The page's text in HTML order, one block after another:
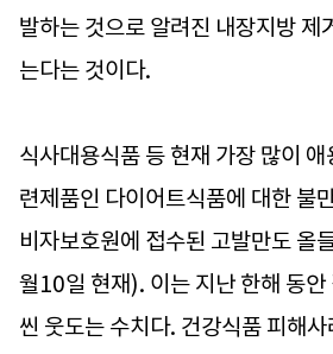
발하는 것으로 알려진 내장지방 제
는다는 것이다.
식사대용식품 등 현재 가장 많이
련제품인 다이어트식품에 대한 불
비자보호원에 접수된 고발만도 올
월10일 현재). 이는 지난 한해 동
씬 웃도는 수치다. 건강식품 피해